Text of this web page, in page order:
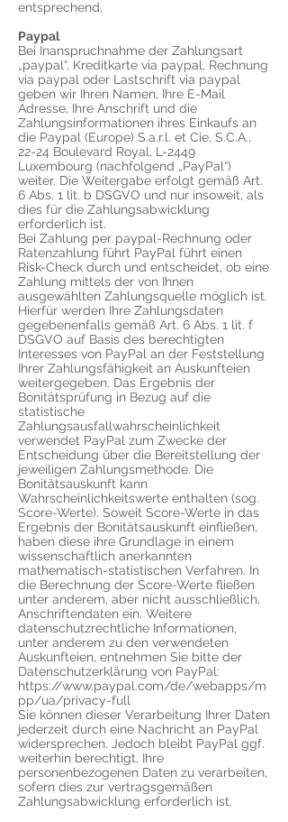
entsprechend.
Paypal
Bei Inanspruchnahme der Zahlungsart
„paypal“, Kreditkarte via paypal, Rechnung
via paypal oder Lastschrift via paypal
geben wir Ihren Namen, Ihre E-Mail
Adresse, Ihre Anschrift und die
Zahlungsinformationen ihres Einkaufs an
die Paypal (Europe) S.a.r.l. et Cie, S.C.A.,
22-24 Boulevard Royal, L-2449
Luxembourg (nachfolgend „PayPal“)
weiter. Die Weitergabe erfolgt gemäß Art.
6 Abs. 1 lit. b DSGVO und nur insoweit, als
dies für die Zahlungsabwicklung
erforderlich ist.
Bei Zahlung per paypal-Rechnung oder
Ratenzahlung führt PayPal führt einen
Risk-Check durch und entscheidet, ob eine
Zahlung mittels der von Ihnen
ausgewählten Zahlungsquelle möglich ist.
Hierfür werden Ihre Zahlungsdaten
gegebenenfalls gemäß Art. 6 Abs. 1 lit. f
DSGVO auf Basis des berechtigten
Interesses von PayPal an der Feststellung
Ihrer Zahlungsfähigkeit an Auskunfteien
weitergegeben. Das Ergebnis der
Bonitätsprüfung in Bezug auf die
statistische
Zahlungsausfallwahrscheinlichkeit
verwendet PayPal zum Zwecke der
Entscheidung über die Bereitstellung der
jeweiligen Zahlungsmethode. Die
Bonitätsauskunft kann
Wahrscheinlichkeitswerte enthalten (sog.
Score-Werte). Soweit Score-Werte in das
Ergebnis der Bonitätsauskunft einfließen,
haben diese ihre Grundlage in einem
wissenschaftlich anerkannten
mathematisch-statistischen Verfahren. In
die Berechnung der Score-Werte fließen
unter anderem, aber nicht ausschließlich,
Anschriftendaten ein. Weitere
datenschutzrechtliche Informationen,
unter anderem zu den verwendeten
Auskunfteien, entnehmen Sie bitte der
Datenschutzerklärung von PayPal:
https://www.paypal.com/de/webapps/m
pp/ua/privacy-full
Sie können dieser Verarbeitung Ihrer Daten
jederzeit durch eine Nachricht an PayPal
widersprechen. Jedoch bleibt PayPal ggf.
weiterhin berechtigt, Ihre
personenbezogenen Daten zu verarbeiten,
sofern dies zur vertragsgemäßen
Zahlungsabwicklung erforderlich ist.